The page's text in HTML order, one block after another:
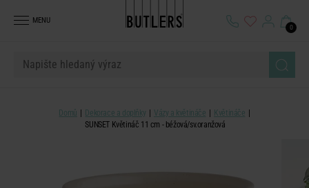
MENU
0
Domů Dekorace a doplňky Vázy a květináče
Květináče
SUNSET Květináč 11 cm - béžová/sv.oranžová